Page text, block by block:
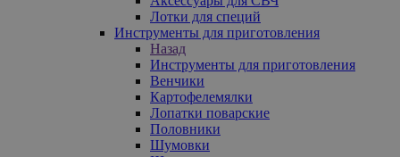
Лотки для специй
Инструменты для приготовления
Назад
Инструменты для приготовления
Венчики
Картофелемялки
Лопатки поварские
Половники
Шумовки